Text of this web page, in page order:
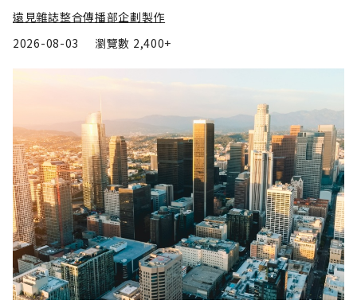
遠見雜誌整合傳播部企劃製作
2026-08-03
瀏覽數 2,400+